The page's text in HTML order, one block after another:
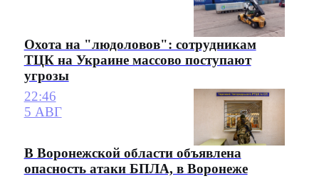
Охота на "людоловов": сотрудникам
ТЦК на Украине массово поступают
угрозы
22:46
5 АВГ
В Воронежской области объявлена
опасность атаки БПЛА, в Воронеже